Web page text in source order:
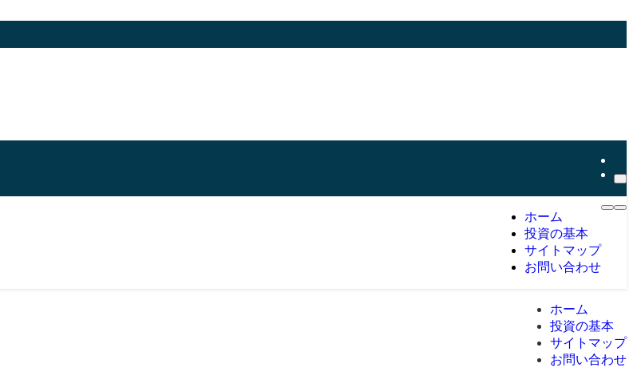
ホーム
投資の基本
サイトマップ
お問い合わせ
ホーム
投資の基本
サイトマップ
お問い合わせ